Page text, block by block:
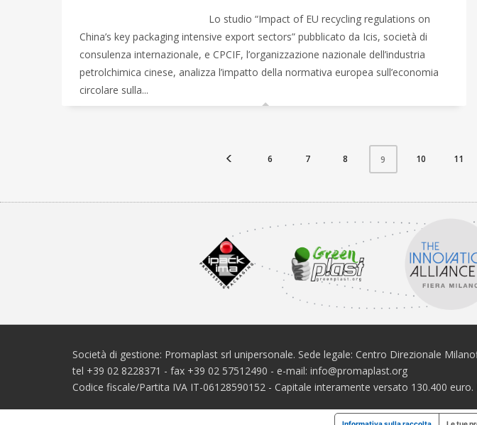
Lo studio “Impact of EU recycling regulations on
China’s key packaging intensive export sectors” pubblicato da Icis, società di
consulenza internazionale, e CPCIF, l’organizzazione nazionale dell’industria
petrolchimica cinese, analizza l’impatto della normativa europea sull’economia
circolare sulla...
6 7 8 9 10 11
Società di gestione: Promaplast srl unipersonale. Sede legale: Centro Direzionale
tel +39 02 8228371 - fax +39 02 57512490 - e-mail: info@promaplast.org
Codice fiscale/Partita IVA IT-06128590152 - Capitale interamente versato 130.400